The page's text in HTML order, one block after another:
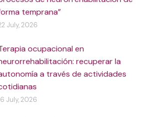
temprana”
July, 2026
ocupacional en
recuperar la
a través de actividades
July, 2026